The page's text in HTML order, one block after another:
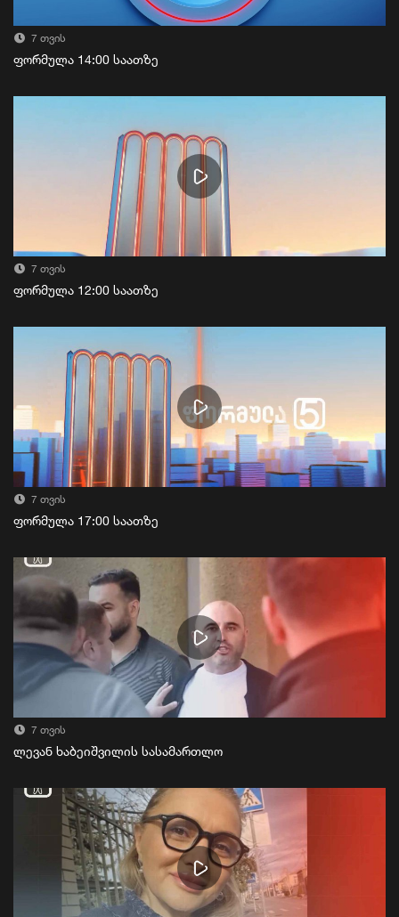
7 თვის
ფორმულა 14:00 საათზე
7 თვის
ფორმულა 12:00 საათზე
7 თვის
ფორმულა 17:00 საათზე
7 თვის
ლევან ხაბეიშვილის სასამართლო